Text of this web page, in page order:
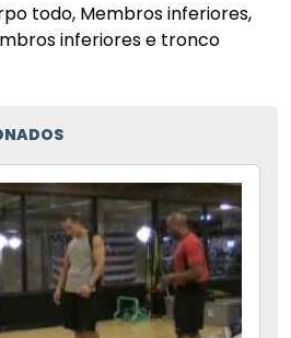
todo, Membros inferiores,
inferiores e tronco